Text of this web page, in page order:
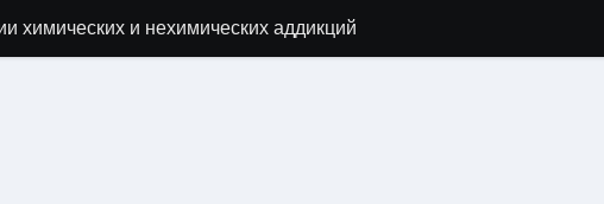
химических и нехимических аддикций